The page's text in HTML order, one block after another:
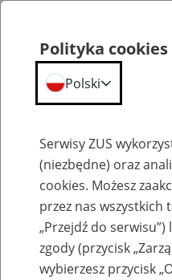
Komunikaty
Polityka cookies
Polski
Serwisy ZUS
(niezbędne) oraz
cookies. Możesz
przez nas wszystkich
„Przejdź do
zgody (przycisk
wybierzesz przycisk